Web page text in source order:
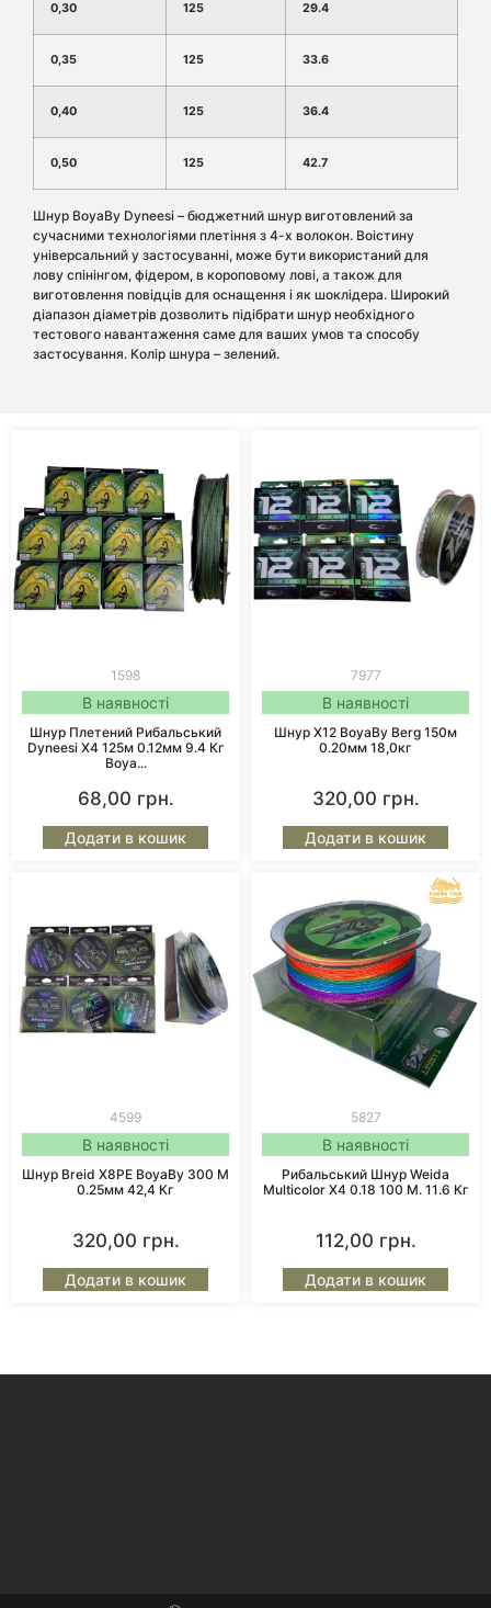
0,30 125 29.4
0,35 125 33.6
0,40 125 36.4
0,50 125 42.7
Шнур BoyaBy Dyneesi – бюджетний шнур виготовлений за
сучасними технологіями плетіння з 4-х волокон. Воістину
універсальний у застосуванні, може бути використаний для
лову спінінгом, фідером, в короповому лові, а також для
виготовлення повідців для оснащення і як шоклідера. Широкий
діапазон діаметрів дозволить підібрати шнур необхідного
тестового навантаження саме для ваших умов та способу
застосування. Колір шнура – ​​зелений.
1598
В наявності
Шнур Плетений Рибальський
Dyneesi X4 125м 0.12мм 9.4 Кг
Boya...
68,00 грн.
Додати в кошик
7977
В наявності
Шнур X12 BoyaBy Berg 150м
0.20мм 18,0кг
320,00 грн.
Додати в кошик
4599
В наявності
Шнур Breid X8PE BoyaBy 300 М
0.25мм 42,4 Кг
320,00 грн.
Додати в кошик
5827
В наявності
Рибальський Шнур Weida
Multicolor X4 0.18 100 М. 11.6 Кг
112,00 грн.
Додати в кошик